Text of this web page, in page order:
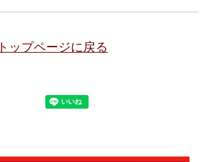
トップページに戻る